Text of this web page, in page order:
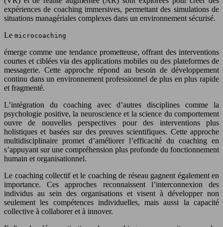
expériences de coaching immersives, permettant des simulations de
situations managériales complexes dans un environnement sécurisé.
Le microcoaching
émerge comme une tendance prometteuse, offrant des interventions
courtes et ciblées via des applications mobiles ou des plateformes de
messagerie. Cette approche répond au besoin de développement
continu dans un environnement professionnel de plus en plus rapide
et fragmenté.
L’intégration du coaching avec d’autres disciplines comme la
psychologie positive, la neuroscience et la science du comportement
ouvre de nouvelles perspectives pour des interventions plus
holistiques et basées sur des preuves scientifiques. Cette approche
multidisciplinaire promet d’améliorer l’efficacité du coaching en
s’appuyant sur une compréhension plus profonde du fonctionnement
humain et organisationnel.
Le coaching collectif et le coaching de réseau gagnent également en
importance. Ces approches reconnaissent l’interconnexion des
individus au sein des organisations et visent à développer non
seulement les compétences individuelles, mais aussi la capacité
collective à collaborer et à innover.